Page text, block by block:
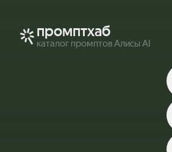
промптхаб
каталог промптов Алисы AI